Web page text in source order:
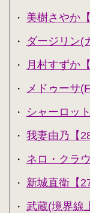
・ 美樹さやか【
・ ダージリン(
・ 月村すずか
・ メドゥーサ
・ シャーロッ
・ 我妻由乃【
・ ネロ・クラ
・ 新城直衛【
・ 武蔵(境界線